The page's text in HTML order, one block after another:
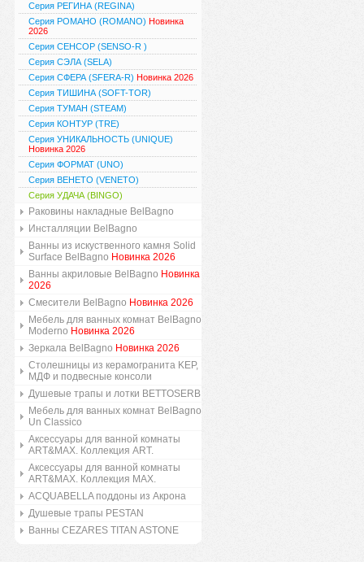
Серия РЕГИНА (REGINA)
Серия РОМАНО (ROMANO) Новинка
2026
Серия СЕНСОР (SENSO-R )
Серия СЭЛА (SELA)
Серия СФЕРА (SFERA-R) Новинка 2026
Серия ТИШИНА (SOFT-TOR)
Серия ТУМАН (STEAM)
Серия КОНТУР (TRE)
Серия УНИКАЛЬНОСТЬ (UNIQUE)
Новинка 2026
Серия ФОРМАТ (UNO)
Серия ВЕНЕТО (VENETO)
Серия УДАЧА (BINGO)
Раковины накладные BelBagno
Инсталляции BelBagno
Ванны из искуственного камня Solid
Surface BelBagno Новинка 2026
Ванны акриловые BelBagno Новинка
2026
Смесители BelBagno Новинка 2026
Мебель для ванных комнат BelBagno
Moderno Новинка 2026
Зеркала BelBagno Новинка 2026
Столешницы из керамогранита KEP,
МДФ и подвесные консоли
Душевые трапы и лотки BETTOSERB
Мебель для ванных комнат BelBagno
Un Classico
Аксессуары для ванной комнаты
ART&MAX. Коллекция ART.
Аксессуары для ванной комнаты
ART&MAX. Коллекция MAX.
ACQUABELLA поддоны из Акрона
Душевые трапы PESTAN
Ванны CEZARES TITAN ASTONE